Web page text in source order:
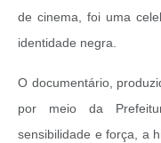
de cinema, foi uma
identidade negra.
O documentário,
por meio da
sensibilidade e força, a